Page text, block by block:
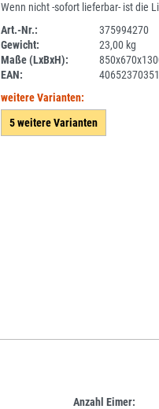
Wenn nicht -sofort lieferbar- ist die
Art.-Nr.:
375994270
Gewicht:
23,00 kg
Maße (LxBxH):
EAN:
weitere Varianten:
5 weitere Varianten
Anzahl Eimer: